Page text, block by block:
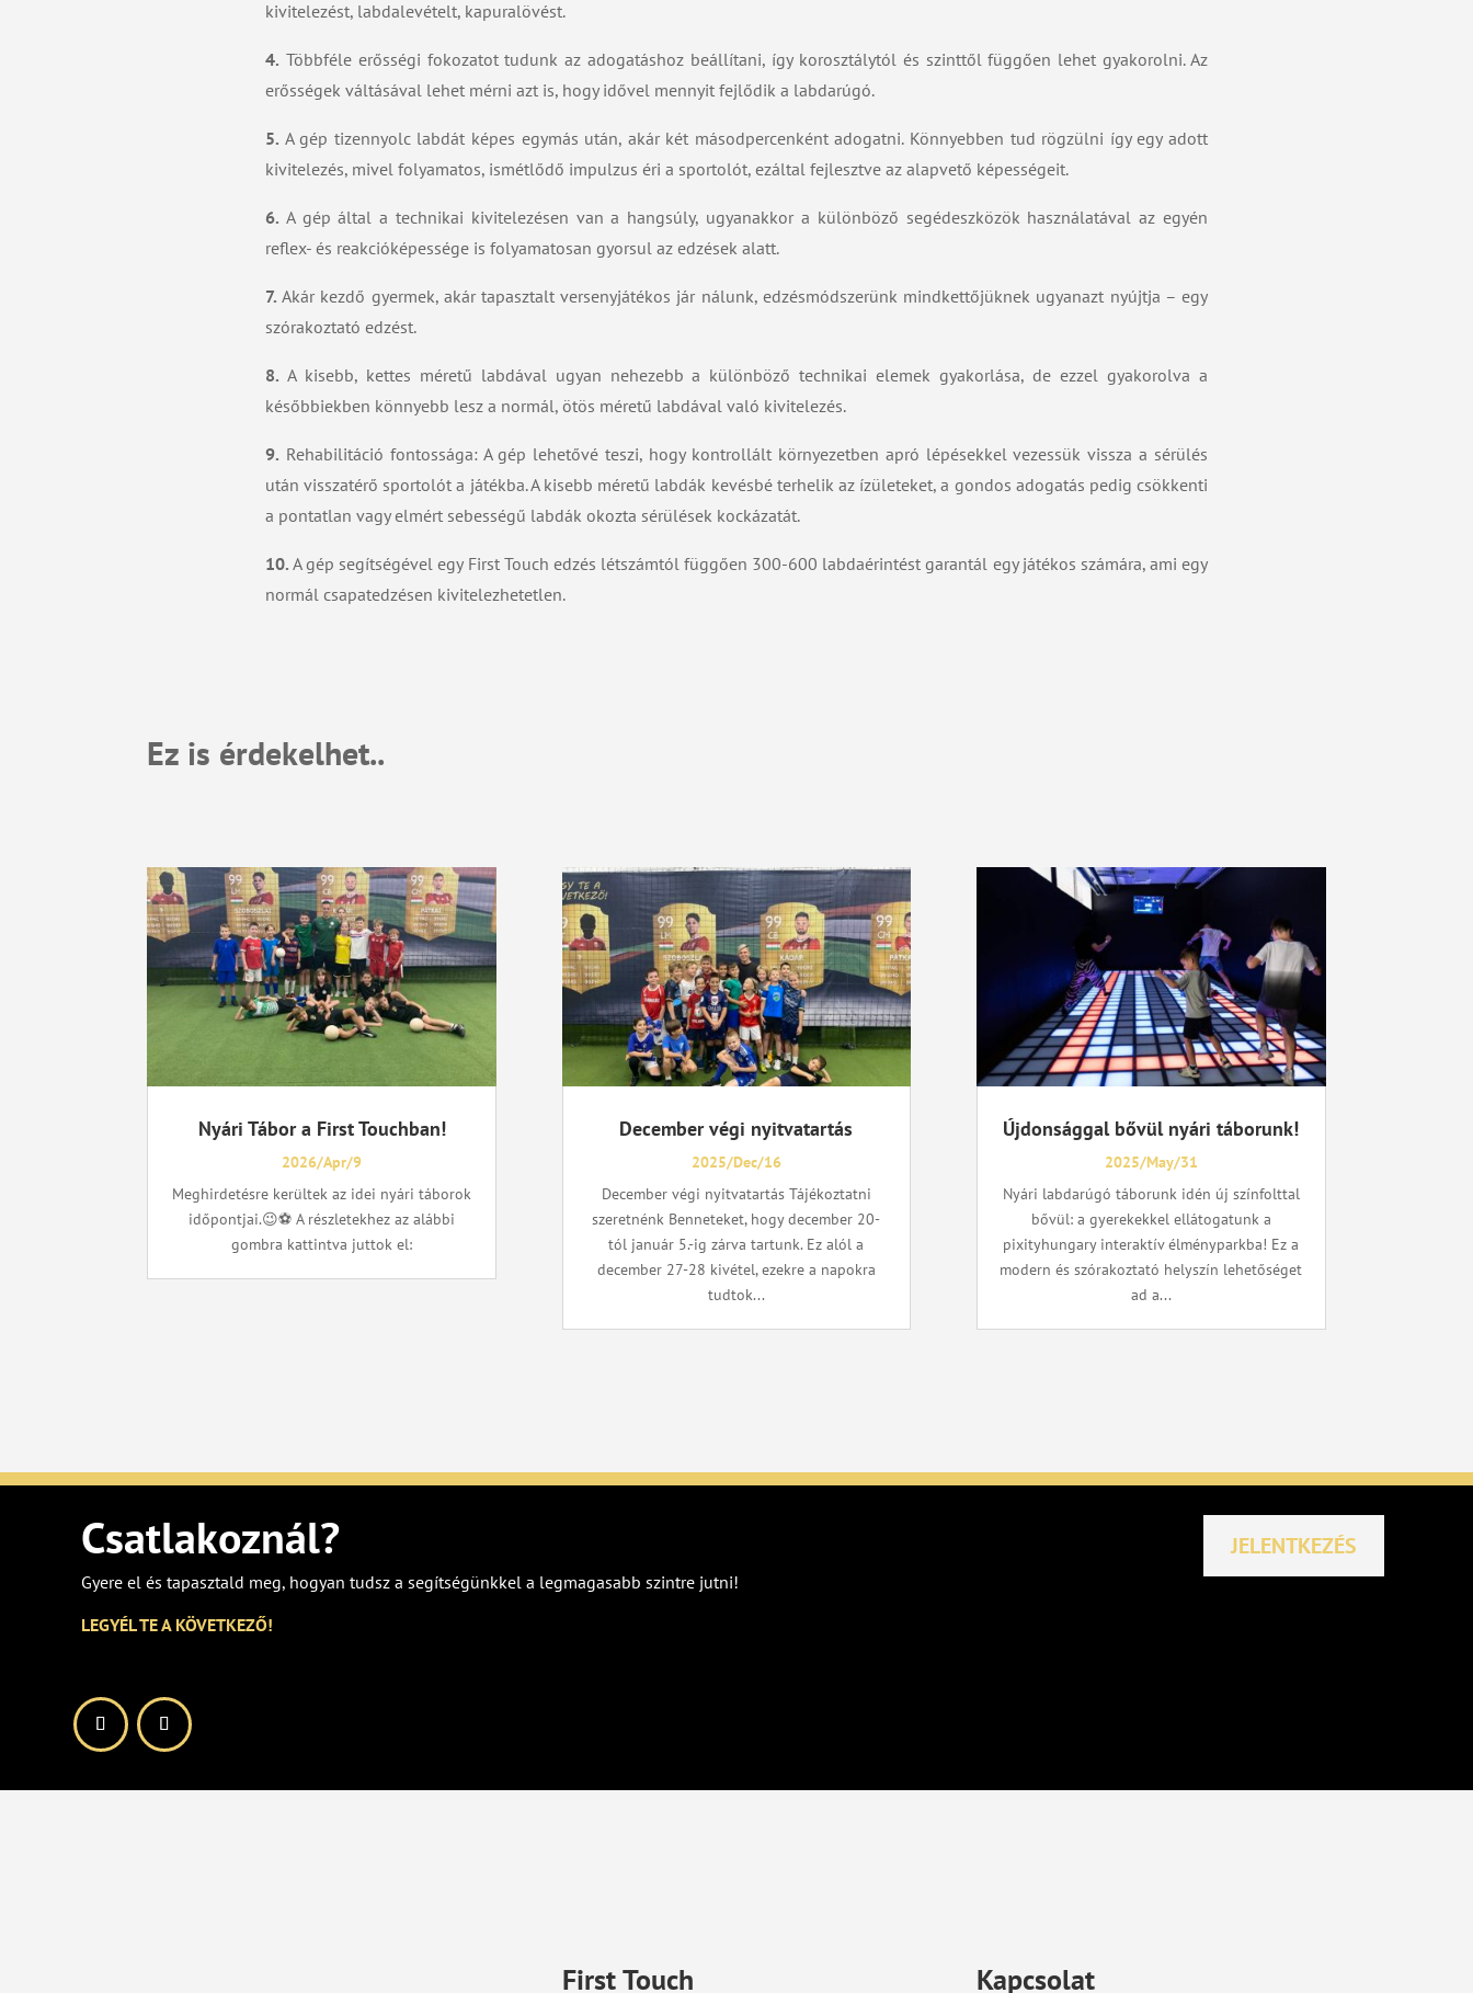
kivitelezést, labdalevételt, kapuralövést.
4. Többféle erősségi fokozatot tudunk az adogatáshoz beállítani, így korosztálytól és szinttől függően lehet gyakorolni. Az
erősségek váltásával lehet mérni azt is, hogy idővel mennyit fejlődik a labdarúgó.
5. A gép tizennyolc labdát képes egymás után, akár két másodpercenként adogatni. Könnyebben tud rögzülni így egy adott
kivitelezés, mivel folyamatos, ismétlődő impulzus éri a sportolót, ezáltal fejlesztve az alapvető képességeit.
6. A gép által a technikai kivitelezésen van a hangsúly, ugyanakkor a különböző segédeszközök használatával az egyén
reflex- és reakcióképessége is folyamatosan gyorsul az edzések alatt.
7. Akár kezdő gyermek, akár tapasztalt versenyjátékos jár nálunk, edzésmódszerünk mindkettőjüknek ugyanazt nyújtja – egy
szórakoztató edzést.
8. A kisebb, kettes méretű labdával ugyan nehezebb a különböző technikai elemek gyakorlása, de ezzel gyakorolva a
későbbiekben könnyebb lesz a normál, ötös méretű labdával való kivitelezés.
9. Rehabilitáció fontossága: A gép lehetővé teszi, hogy kontrollált környezetben apró lépésekkel vezessük vissza a sérülés
után visszatérő sportolót a játékba. A kisebb méretű labdák kevésbé terhelik az ízületeket, a gondos adogatás pedig csökkenti
a pontatlan vagy elmért sebességű labdák okozta sérülések kockázatát.
10. A gép segítségével egy First Touch edzés létszámtól függően 300-600 labdaérintést garantál egy játékos számára, ami egy
normál csapatedzésen kivitelezhetetlen.
Ez is érdekelhet..
Nyári Tábor a First Touchban!
2026/Apr/9
Meghirdetésre kerültek az idei nyári táborok
időpontjai.😉⚽ A részletekhez az alábbi
gombra kattintva juttok el:
December végi nyitvatartás
2025/Dec/16
December végi nyitvatartás Tájékoztatni
szeretnénk Benneteket, hogy december 20-
tól január 5.-ig zárva tartunk. Ez alól a
december 27-28 kivétel, ezekre a napokra
tudtok...
Újdonsággal bővül nyári táborunk!
2025/May/31
Nyári labdarúgó táborunk idén új színfolttal
bővül: a gyerekekkel ellátogatunk a
pixityhungary interaktív élményparkba! Ez a
modern és szórakoztató helyszín lehetőséget
ad a...
Csatlakoznál?
Gyere el és tapasztald meg, hogyan tudsz a segítségünkkel a legmagasabb szintre jutni!
LEGYÉL TE A KÖVETKEZŐ!
JELENTKEZÉS
First Touch Kapcsolat